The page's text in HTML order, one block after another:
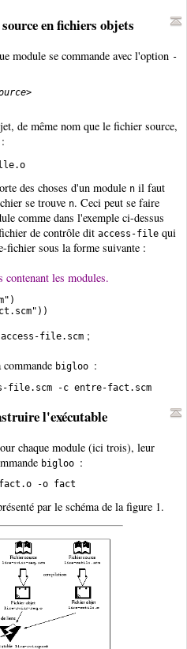
en fichiers objets
module se commande avec l'option -
>
de même nom que le fichier source,
:
des choses d'un module n il faut
se trouve n. Ceci peut se faire
comme dans l'exemple ci-dessus
de contrôle dit access-file qui
fichier sous la forme suivante :
contenant les modules.
access-file.scm ;
bigloo :
l'exécutable
chaque module (ici trois), leur
bigloo :
par le schéma de la figure 1.